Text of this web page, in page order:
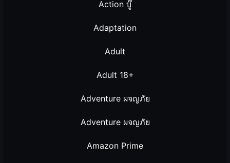
Action บู๊
Adaptation
Adult
Adult 18+
Adventure ผจญภัย
Adventure ผจญภัย
Amazon Prime